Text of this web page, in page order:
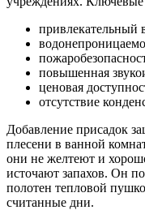
привлекательный
повышенная
ценовая
отсутствие
Добавление присадок
плесени в ванной
они не желтеют и
источают запахов. Он
полотен тепловой
считанные дни.